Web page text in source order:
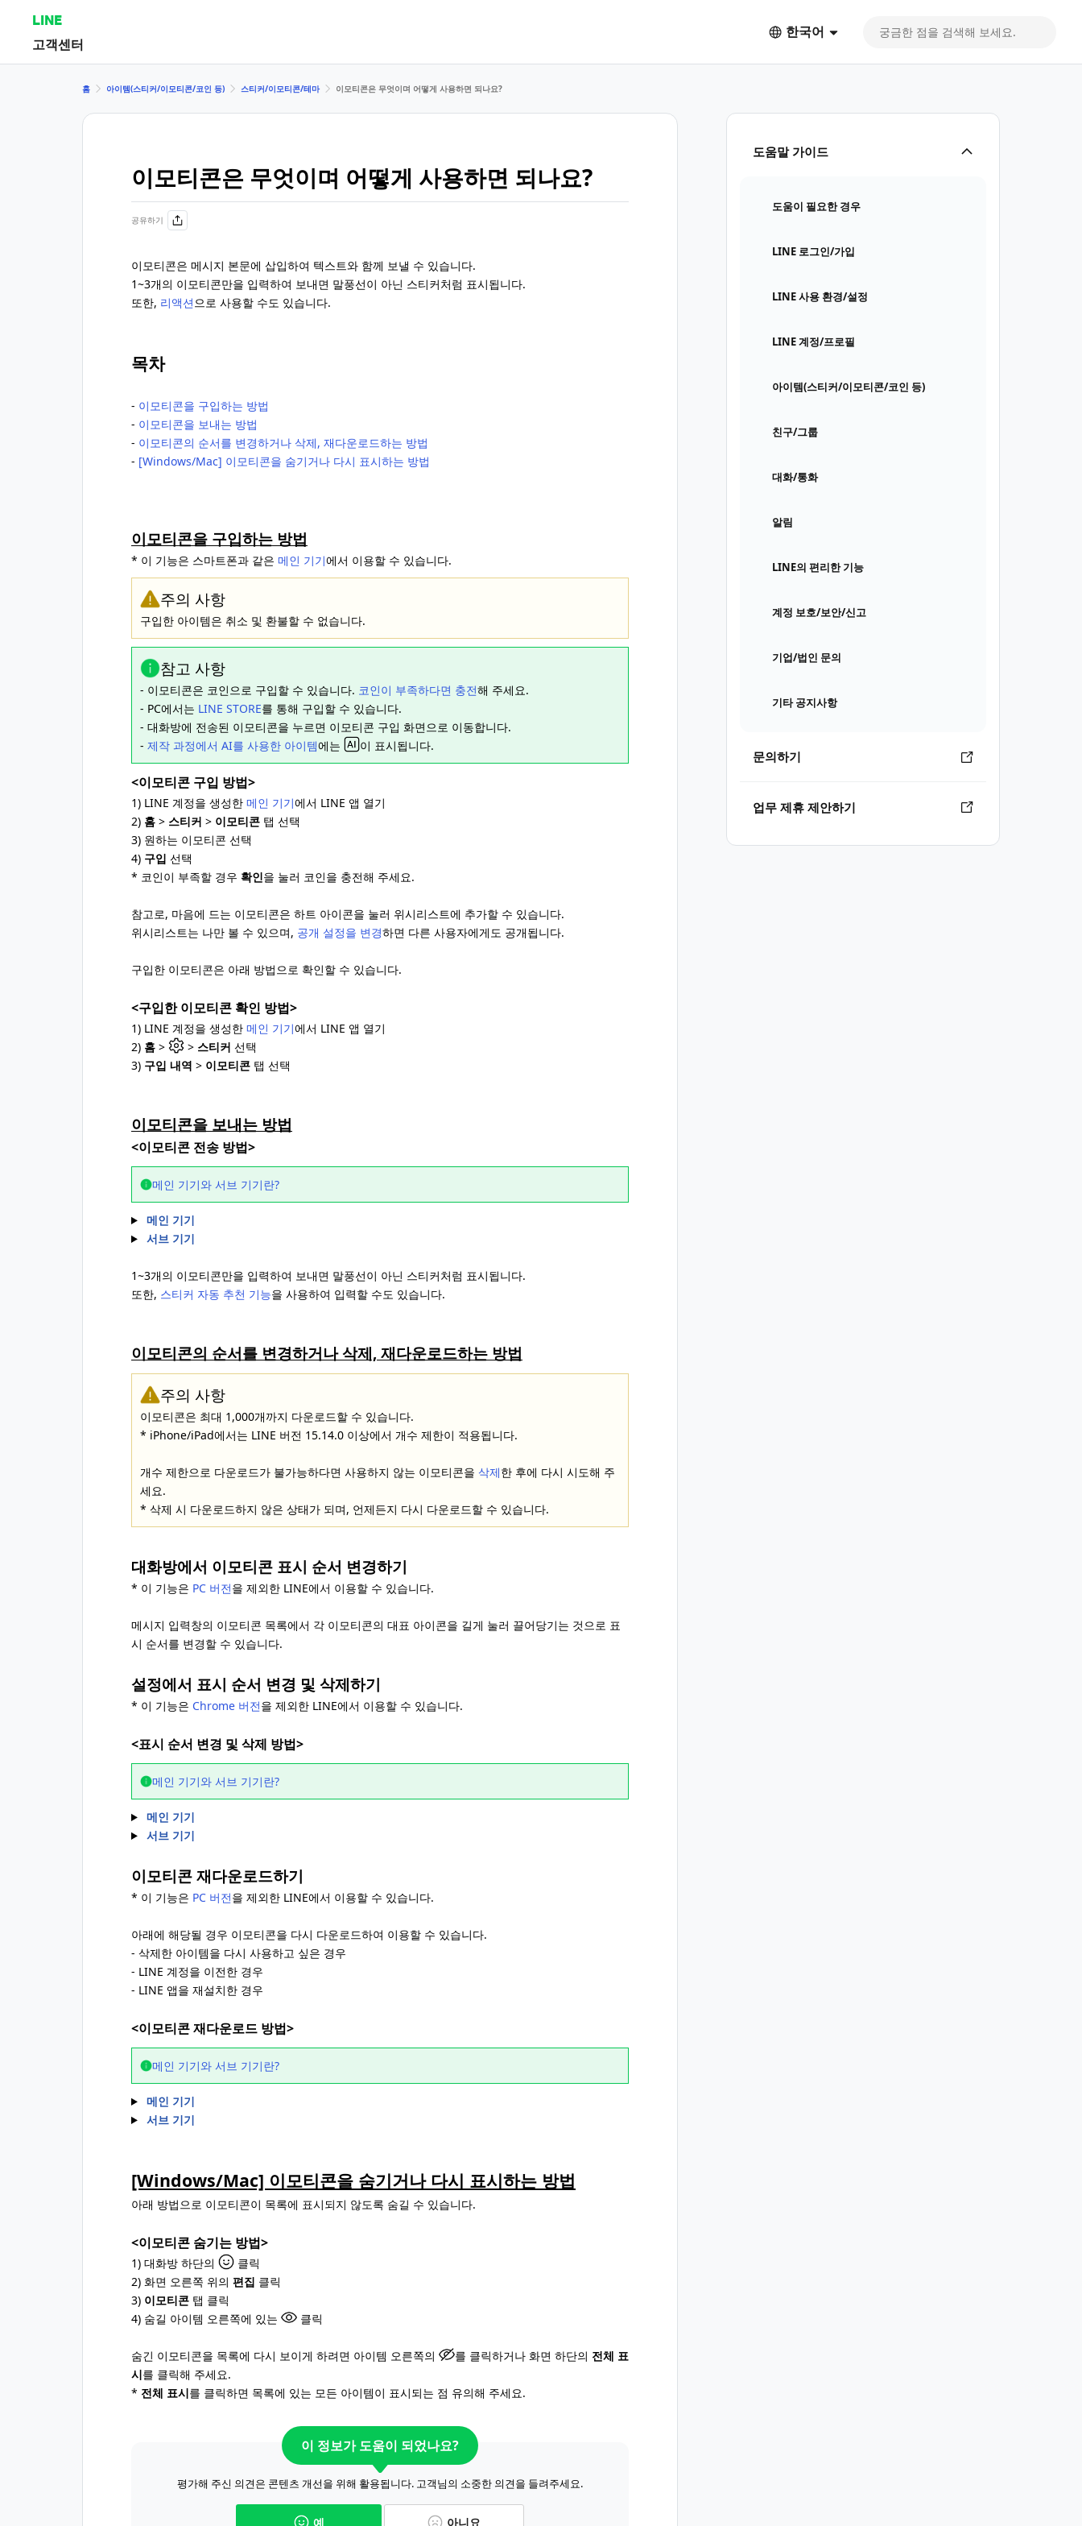
LINE
고객센터
한국어
도움말 가이드
도움이 필요한 경우
LINE 로그인/가입
LINE 사용 환경/설정
LINE 계정/프로필
아이템(스티커/이모티콘/코인 등)
친구/그룹
대화/통화
알림
LINE의 편리한 기능
계정 보호/보안/신고
기업/법인 문의
기타 공지사항
문의하기
업무 제휴 제안하기
홈 아이템(스티커/이모티콘/코인 등) 스티커/이모티콘/테마 이모티콘은 무엇이며 어떻게 사용하면 되나요?
이모티콘은 무엇이며 어떻게 사용하면 되나요?
공유하기
이모티콘은 메시지 본문에 삽입하여 텍스트와 함께 보낼 수 있습니다.
1~3개의 이모티콘만을 입력하여 보내면 말풍선이 아닌 스티커처럼 표시됩니다.
또한, 리액션으로 사용할 수도 있습니다.
목차
‐ 이모티콘을 구입하는 방법
‐ 이모티콘을 보내는 방법
‐ 이모티콘의 순서를 변경하거나 삭제, 재다운로드하는 방법
‐ [Windows/Mac] 이모티콘을 숨기거나 다시 표시하는 방법
이모티콘을 구입하는 방법
* 이 기능은 스마트폰과 같은 메인 기기에서 이용할 수 있습니다.
주의 사항
구입한 아이템은 취소 및 환불할 수 없습니다.
참고 사항
- 이모티콘은 코인으로 구입할 수 있습니다. 코인이 부족하다면 충전해 주세요.
- PC에서는 LINE STORE를 통해 구입할 수 있습니다.
- 대화방에 전송된 이모티콘을 누르면 이모티콘 구입 화면으로 이동합니다.
- 제작 과정에서 AI를 사용한 아이템에는 이 표시됩니다.
<이모티콘 구입 방법>
1) LINE 계정을 생성한 메인 기기에서 LINE 앱 열기
2) 홈 > 스티커 > 이모티콘 탭 선택
3) 원하는 이모티콘 선택
4) 구입 선택
* 코인이 부족할 경우 확인을 눌러 코인을 충전해 주세요.
참고로, 마음에 드는 이모티콘은 하트 아이콘을 눌러 위시리스트에 추가할 수 있습니다.
위시리스트는 나만 볼 수 있으며, 공개 설정을 변경하면 다른 사용자에게도 공개됩니다.
구입한 이모티콘은 아래 방법으로 확인할 수 있습니다.
<구입한 이모티콘 확인 방법>
1) LINE 계정을 생성한 메인 기기에서 LINE 앱 열기
2) 홈 > > 스티커 선택
3) 구입 내역 > 이모티콘 탭 선택
이모티콘을 보내는 방법
<이모티콘 전송 방법>
메인 기기와 서브 기기란?
메인 기기
서브 기기
1~3개의 이모티콘만을 입력하여 보내면 말풍선이 아닌 스티커처럼 표시됩니다.
또한, 스티커 자동 추천 기능을 사용하여 입력할 수도 있습니다.
이모티콘의 순서를 변경하거나 삭제, 재다운로드하는 방법
주의 사항
이모티콘은 최대 1,000개까지 다운로드할 수 있습니다.
* iPhone/iPad에서는 LINE 버전 15.14.0 이상에서 개수 제한이 적용됩니다.
개수 제한으로 다운로드가 불가능하다면 사용하지 않는 이모티콘을 삭제한 후에 다시 시도해 주
세요.
* 삭제 시 다운로드하지 않은 상태가 되며, 언제든지 다시 다운로드할 수 있습니다.
대화방에서 이모티콘 표시 순서 변경하기
* 이 기능은 PC 버전을 제외한 LINE에서 이용할 수 있습니다.
메시지 입력창의 이모티콘 목록에서 각 이모티콘의 대표 아이콘을 길게 눌러 끌어당기는 것으로 표
시 순서를 변경할 수 있습니다.
설정에서 표시 순서 변경 및 삭제하기
* 이 기능은 Chrome 버전을 제외한 LINE에서 이용할 수 있습니다.
<표시 순서 변경 및 삭제 방법>
메인 기기와 서브 기기란?
메인 기기
서브 기기
이모티콘 재다운로드하기
* 이 기능은 PC 버전을 제외한 LINE에서 이용할 수 있습니다.
아래에 해당될 경우 이모티콘을 다시 다운로드하여 이용할 수 있습니다.
- 삭제한 아이템을 다시 사용하고 싶은 경우
- LINE 계정을 이전한 경우
- LINE 앱을 재설치한 경우
<이모티콘 재다운로드 방법>
메인 기기와 서브 기기란?
메인 기기
서브 기기
[Windows/Mac] 이모티콘을 숨기거나 다시 표시하는 방법
아래 방법으로 이모티콘이 목록에 표시되지 않도록 숨길 수 있습니다.
<이모티콘 숨기는 방법>
1) 대화방 하단의
클릭
2) 화면 오른쪽 위의 편집 클릭
3) 이모티콘 탭 클릭
4) 숨길 아이템 오른쪽에 있는
클릭
숨긴 이모티콘을 목록에 다시 보이게 하려면 아이템 오른쪽의 를 클릭하거나 화면 하단의 전체 표
시를 클릭해 주세요.
* 전체 표시를 클릭하면 목록에 있는 모든 아이템이 표시되는 점 유의해 주세요.
이 정보가 도움이 되었나요?
평가해 주신 의견은 콘텐츠 개선을 위해 활용됩니다. 고객님의 소중한 의견을 들려주세요.
예 아니요